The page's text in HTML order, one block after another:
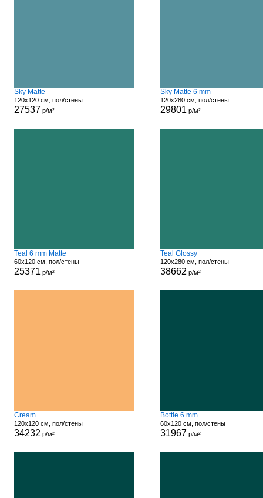
Sky Matte
120x120 см, пол/стены
27537 р/м²
Sky Matte 6 mm
120x280 см, пол/стены
29801 р/м²
Teal 6 mm Matte
60x120 см, пол/стены
25371 р/м²
Teal Glossy
120x280 см, пол/стены
38662 р/м²
Cream
120x120 см, пол/стены
34232 р/м²
Bottle 6 mm
60x120 см, пол/стены
31967 р/м²